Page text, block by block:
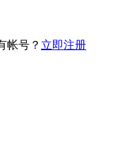
帐号？ 立即注册